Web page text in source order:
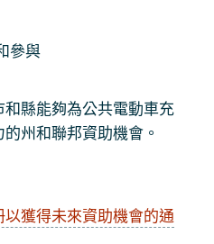
參與
縣能夠為公共電動車充
州和聯邦資助機會。
以獲得未來資助機會的通